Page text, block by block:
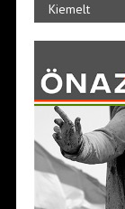
Kiemelt